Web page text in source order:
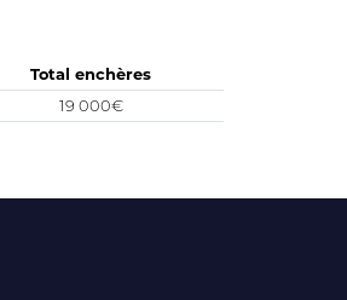
Total enchères
19 000€